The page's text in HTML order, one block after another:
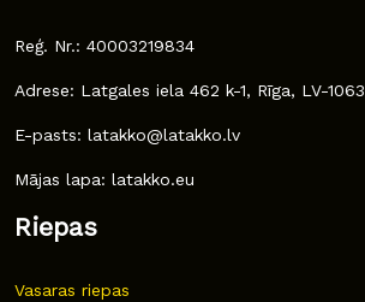
Reģ. Nr.: 40003219834
Adrese: Latgales iela 462 k-1, Rīga, LV-1063
E-pasts: latakko@latakko.lv
Mājas lapa: latakko.eu
Riepas
Vasaras riepas